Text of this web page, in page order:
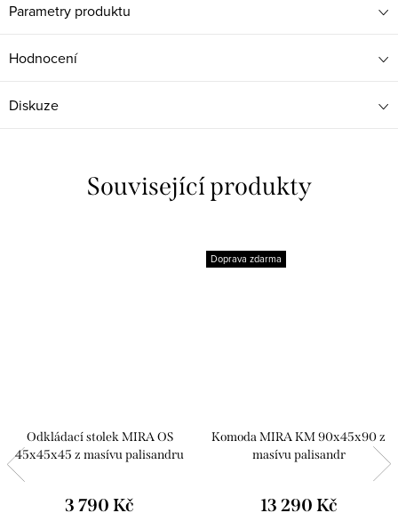
Parametry produktu
Hodnocení
Diskuze
Související produkty
Odkládací stolek MIRA OS
45x45x45 z masívu palisandru
3 790 Kč
Doprava zdarma
Komoda MIRA KM 90x45x90 z
masívu palisandr
13 290 Kč